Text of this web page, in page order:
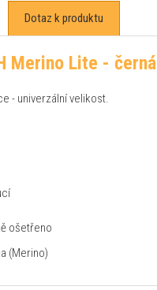
Dotaz k produktu
Merino Lite - černá
- univerzální velikost.
ošetřeno
(Merino)